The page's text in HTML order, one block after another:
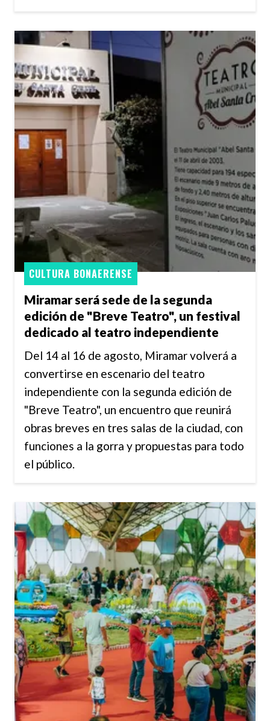
Miramar será sede de la segunda
edición de "Breve Teatro", un festival
dedicado al teatro independiente
CULTURA BONAERENSE
Del 14 al 16 de agosto, Miramar volverá a
convertirse en escenario del teatro
independiente con la segunda edición de
"Breve Teatro", un encuentro que reunirá
obras breves en tres salas de la ciudad, con
funciones a la gorra y propuestas para todo
el público.